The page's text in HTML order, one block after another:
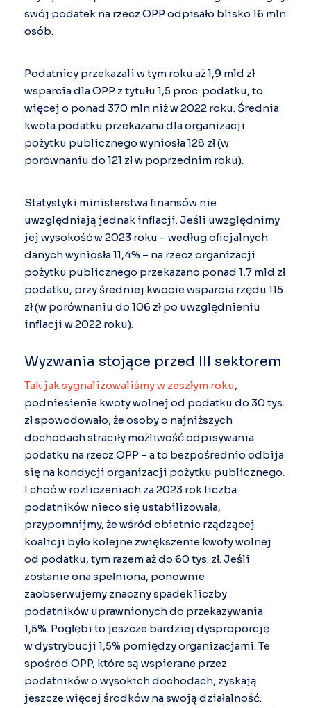
swój podatek na rzecz OPP odpisało blisko 16 mln
osób.
Podatnicy przekazali w tym roku aż 1,9 mld zł
wsparcia dla OPP z tytułu 1,5 proc. podatku, to
więcej o ponad 370 mln niż w 2022 roku. Średnia
kwota podatku przekazana dla organizacji
pożytku publicznego wyniosła 128 zł (w
porównaniu do 121 zł w poprzednim roku).
Statystyki ministerstwa finansów nie
uwzględniają jednak inflacji. Jeśli uwzględnimy
jej wysokość w 2023 roku – według oficjalnych
danych wyniosła 11,4% – na rzecz organizacji
pożytku publicznego przekazano ponad 1,7 mld zł
podatku, przy średniej kwocie wsparcia rzędu 115
zł (w porównaniu do 106 zł po uwzględnieniu
inflacji w 2022 roku).
Wyzwania stojące przed III sektorem
Tak jak sygnalizowaliśmy w zeszłym roku,
podniesienie kwoty wolnej od podatku do 30 tys.
zł spowodowało, że osoby o najniższych
dochodach straciły możliwość odpisywania
podatku na rzecz OPP – a to bezpośrednio odbija
się na kondycji organizacji pożytku publicznego.
I choć w rozliczeniach za 2023 rok liczba
podatników nieco się ustabilizowała,
przypomnijmy, że wśród obietnic rządzącej
koalicji było kolejne zwiększenie kwoty wolnej
od podatku, tym razem aż do 60 tys. zł. Jeśli
zostanie ona spełniona, ponownie
zaobserwujemy znaczny spadek liczby
podatników uprawnionych do przekazywania
1,5%. Pogłębi to jeszcze bardziej dysproporcję
w dystrybucji 1,5% pomiędzy organizacjami. Te
spośród OPP, które są wspierane przez
podatników o wysokich dochodach, zyskają
jeszcze więcej środków na swoją działalność.